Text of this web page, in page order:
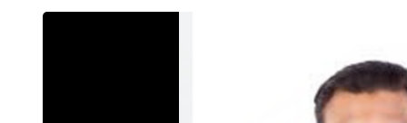
BIG BREAKING :
बिहार के 11